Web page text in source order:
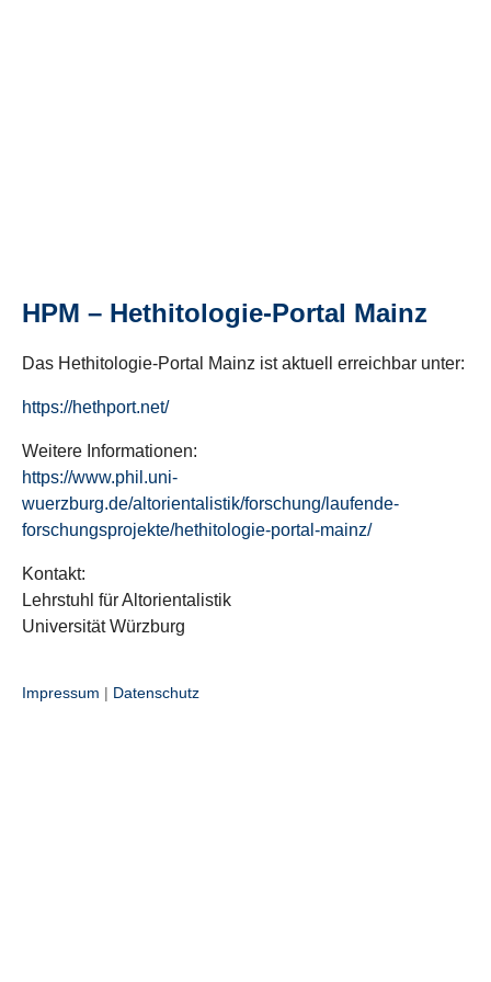
HPM – Hethitologie-Portal Mainz
Das Hethitologie-Portal Mainz ist aktuell erreichbar unter:
https://hethport.net/
Weitere Informationen:
https://www.phil.uni-
wuerzburg.de/altorientalistik/forschung/laufende-
forschungsprojekte/hethitologie-portal-mainz/
Kontakt:
Lehrstuhl für Altorientalistik
Universität Würzburg
Impressum | Datenschutz